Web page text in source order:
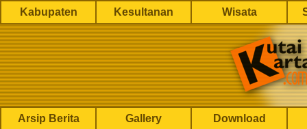
Kabupaten Kesultanan Wisata
Arsip Berita Gallery Download